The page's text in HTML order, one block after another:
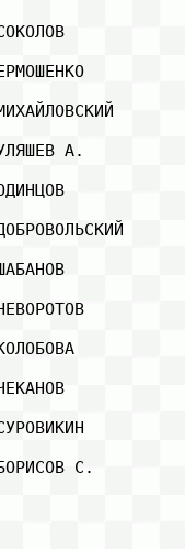
А.
С.